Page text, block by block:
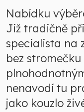
Nabídku
Již tradičně
specialista na
bez
nenavodí tu
jako kouzlo